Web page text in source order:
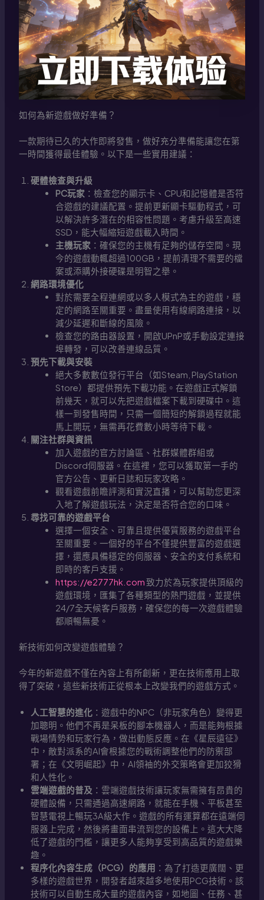
如何為新遊戲做好準備？
一款期待已久的大作即將發售，做好充分準備能讓您在第
一時間獲得最佳體驗。以下是一些實用建議：
硬體檢查與升級
PC玩家 ：檢查您的顯示卡、CPU和記憶體是否符
合遊戲的建議配置。提前更新顯卡驅動程式，可
以解決許多潛在的相容性問題。考慮升級至高速
SSD，能大幅縮短遊戲載入時間。
主機玩家 ：確保您的主機有足夠的儲存空間。現
今的遊戲動輒超過100GB，提前清理不需要的檔
案或添購外接硬碟是明智之舉。
網路環境優化
對於需要全程連網或以多人模式為主的遊戲，穩
定的網路至關重要。盡量使用有線網路連接，以
減少延遲和斷線的風險。
檢查您的路由器設置，開啟UPnP或手動設定連接
埠轉發，可以改善連線品質。
預先下載與安裝
絕大多數數位發行平台（如Steam, PlayStation
Store）都提供預先下載功能。在遊戲正式解鎖
前幾天，就可以先把遊戲檔案下載到硬碟中。這
樣一到發售時間，只需一個簡短的解鎖過程就能
馬上開玩，無需再花費數小時等待下載。
關注社群與資訊
加入遊戲的官方討論區、社群媒體群組或
Discord伺服器。在這裡，您可以獲取第一手的
官方公告、更新日誌和玩家攻略。
觀看遊戲前瞻評測和實況直播，可以幫助您更深
入地了解遊戲玩法，決定是否符合您的口味。
尋找可靠的遊戲平台
選擇一個安全、可靠且提供優質服務的遊戲平台
至關重要。一個好的平台不僅提供豐富的遊戲選
擇，還應具備穩定的伺服器、安全的支付系統和
即時的客戶支援。
https://e2777hk.com致力於為玩家提供頂級的
遊戲環境，匯集了各種類型的熱門遊戲，並提供
24/7全天候客戶服務，確保您的每一次遊戲體驗
都順暢無憂。
新技術如何改變遊戲體驗？
今年的新遊戲不僅在內容上有所創新，更在技術應用上取
得了突破，這些新技術正從根本上改變我們的遊戲方式。
人工智慧的進化：遊戲中的NPC（非玩家角色）變得更
加聰明。他們不再是呆板的腳本機器人，而是能夠根據
戰場情勢和玩家行為，做出動態反應。在《星辰遠征》
中，敵對派系的AI會根據您的戰術調整他們的防禦部
署；在《文明崛起》中，AI領袖的外交策略會更加狡猾
和人性化。
雲端遊戲的普及 ：雲端遊戲技術讓玩家無需擁有昂貴的
硬體設備，只需通過高速網路，就能在手機、平板甚至
智慧電視上暢玩3A級大作。遊戲的所有運算都在遠端伺
服器上完成，然後將畫面串流到您的設備上。這大大降
低了遊戲的門檻，讓更多人能夠享受到高品質的遊戲樂
趣。
程序化內容生成（PCG）的應用 ：為了打造更廣闊、更
多樣的遊戲世界，開發者越來越多地使用PCG技術。該
技術可以自動生成大量的遊戲內容，如地圖、任務、甚